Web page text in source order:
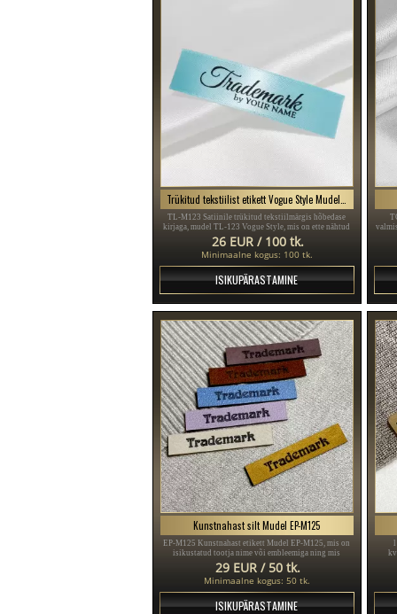
TL-M123 Satiinile trükitud tekstiilmärgis hõbedase
kirjaga, mudel TL-123 Vogue Style, mis on ette nähtud
rõivaesemete, erinevate rõivaste ja aksessuaaride jaoks.
26 EUR / 100 tk.
Minimaalne kogus: 100 tk.
ISIKUPÄRASTAMINE
Kunstnahast silt Mudel EP-M125
EP-M125 Kunstnahast etikett Mudel EP-M125, mis on
isikustatud tootja nime või embleemiga ning mis
õmmeldakse riietele või erinevatele tekstiiltoodetele.
29 EUR / 50 tk.
Minimaalne kogus: 50 tk.
ISIKUPÄRASTAMINE
l